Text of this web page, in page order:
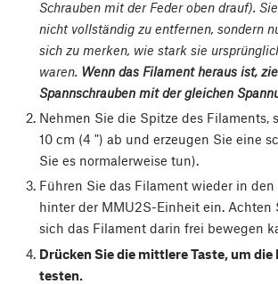
Schrauben mit der Feder oben drauf).
nicht vollständig zu entfernen, sondern
sich zu merken, wie stark sie
waren. Wenn das Filament heraus ist,
Spannschrauben mit der gleichen
Nehmen Sie die Spitze des Filaments,
10 cm (4 ") ab und erzeugen Sie eine
Sie es normalerweise tun).
Führen Sie das Filament wieder in
hinter der MMU2S-Einheit ein. Achten
sich das Filament darin frei bewegen
Drücken Sie die mittlere Taste, um die
testen.